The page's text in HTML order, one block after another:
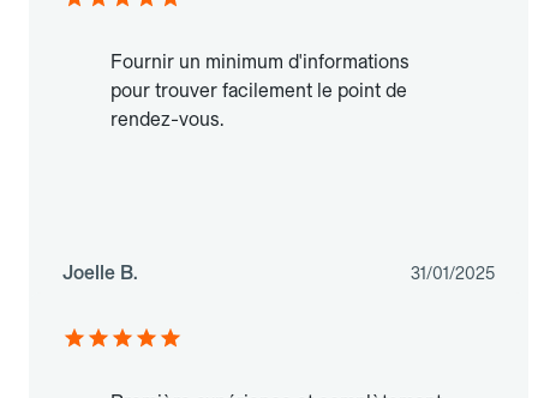
Fournir un minimum d'informations
pour trouver facilement le point de
rendez-vous.
Joelle B. 31/01/2025